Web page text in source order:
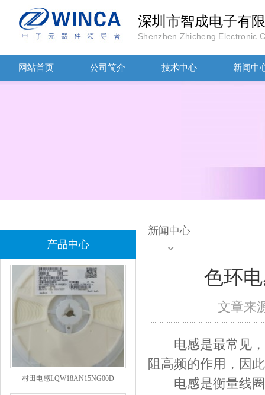
深圳市智成电子有
Shenzhen Zhicheng Electronic
网站首页 公司简介 技术中心 新闻中
产品中心
村田磁珠BLM18AG102SH1D
村田电感LQW18AN15NG00D
新闻中心
色环
文章来
电感是最常见，
阻高频的作用，因
电感是衡量线圈